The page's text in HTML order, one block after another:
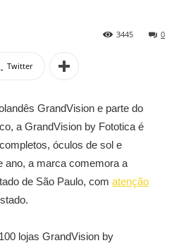
0
3445
Twitter
GrandVision e parte do
a GrandVision by Fototica é
completos, óculos de sol e
ano, a marca comemora a
de São Paulo, com atenção
lojas GrandVision by